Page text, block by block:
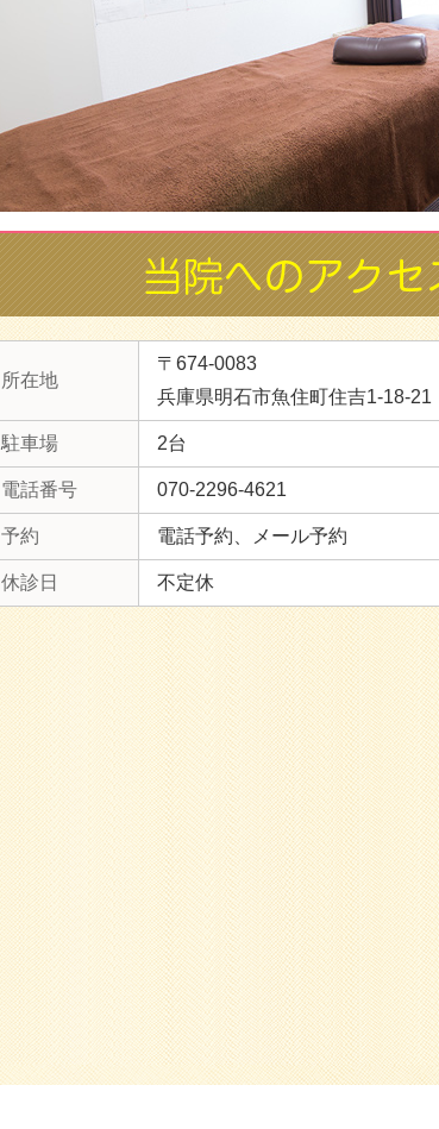
所在地
〒674-0083
兵庫県明石市魚住町住吉1-18-
駐車場 2台
電話番号 070-2296-4621
予約 電話予約、メール予約
休診日 不定休